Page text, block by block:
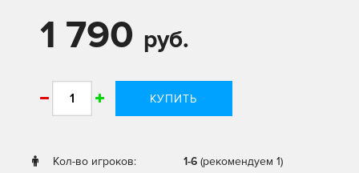
1 790 руб.
КУПИТЬ
Кол-во игроков: 1-6 (рекомендуем 1)